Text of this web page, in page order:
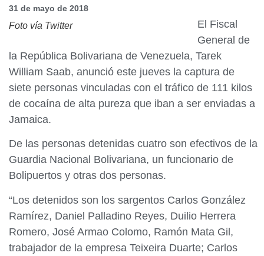
31 de mayo de 2018
Foto vía Twitter
El Fiscal
General de
la República Bolivariana de Venezuela, Tarek
William Saab, anunció este jueves la captura de
siete personas vinculadas con el tráfico de 111 kilos
de cocaína de alta pureza que iban a ser enviadas a
Jamaica.
De las personas detenidas cuatro son efectivos de la
Guardia Nacional Bolivariana, un funcionario de
Bolipuertos y otras dos personas.
“Los detenidos son los sargentos Carlos González
Ramírez, Daniel Palladino Reyes, Duilio Herrera
Romero, José Armao Colomo, Ramón Mata Gil,
trabajador de la empresa Teixeira Duarte; Carlos